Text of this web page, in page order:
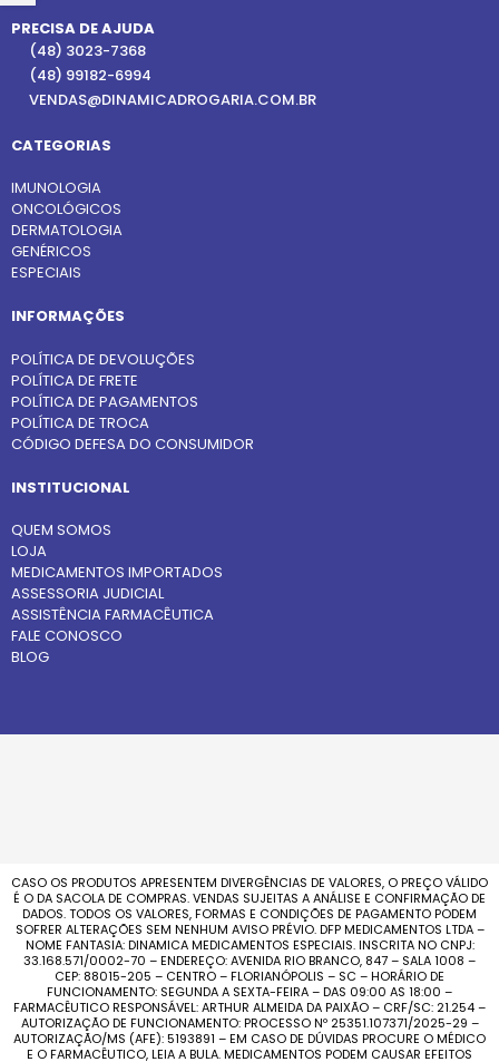
PRECISA DE AJUDA
(48) 3023-7368
(48) 99182-6994
VENDAS@DINAMICADROGARIA.COM.BR
CATEGORIAS
IMUNOLOGIA
ONCOLÓGICOS
DERMATOLOGIA
GENÉRICOS
ESPECIAIS
INFORMAÇÕES
POLÍTICA DE DEVOLUÇÕES
POLÍTICA DE FRETE
POLÍTICA DE PAGAMENTOS
POLÍTICA DE TROCA
CÓDIGO DEFESA DO CONSUMIDOR
INSTITUCIONAL
QUEM SOMOS
LOJA
MEDICAMENTOS IMPORTADOS
ASSESSORIA JUDICIAL
ASSISTÊNCIA FARMACÊUTICA
FALE CONOSCO
BLOG
CASO OS PRODUTOS APRESENTEM DIVERGÊNCIAS DE VALORES, O PREÇO VÁLIDO
É O DA SACOLA DE COMPRAS. VENDAS SUJEITAS A ANÁLISE E CONFIRMAÇÃO DE
DADOS. TODOS OS VALORES, FORMAS E CONDIÇÕES DE PAGAMENTO PODEM
SOFRER ALTERAÇÕES SEM NENHUM AVISO PRÉVIO. DFP MEDICAMENTOS LTDA –
NOME FANTASIA: DINAMICA MEDICAMENTOS ESPECIAIS. INSCRITA NO CNPJ:
33.168.571/0002-70 – ENDEREÇO: AVENIDA RIO BRANCO, 847 – SALA 1008 –
CEP: 88015-205 – CENTRO – FLORIANÓPOLIS – SC – HORÁRIO DE
FUNCIONAMENTO: SEGUNDA A SEXTA-FEIRA – DAS 09:00 AS 18:00 –
FARMACÊUTICO RESPONSÁVEL: ARTHUR ALMEIDA DA PAIXÃO – CRF/SC: 21.254 –
AUTORIZAÇÃO DE FUNCIONAMENTO: PROCESSO Nº 25351.107371/2025-29 –
AUTORIZAÇÃO/MS (AFE): 5193891 – EM CASO DE DÚVIDAS PROCURE O MÉDICO
E O FARMACÊUTICO, LEIA A BULA. MEDICAMENTOS PODEM CAUSAR EFEITOS